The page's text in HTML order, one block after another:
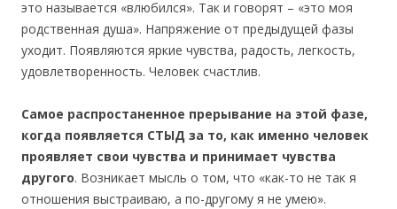
это называется «влюбился». Так и говорят – «это моя
родственная душа». Напряжение от предыдущей фазы
уходит. Появляются яркие чувства, радость, легкость,
удовлетворенность. Человек счастлив.
Самое распростаненное прерывание на этой фазе,
когда появляется СТЫД за то, как именно человек
проявляет свои чувства и принимает чувства
другого. Возникает мысль о том, что «как-то не так я
отношения выстраиваю, а по-другому я не умею».